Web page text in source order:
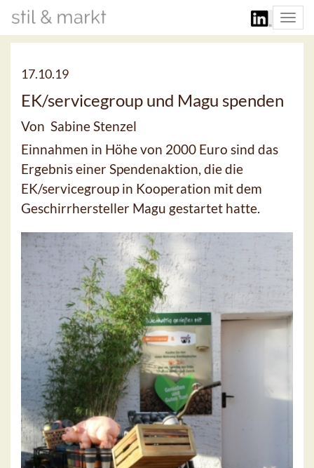
17.10.19
EK/servicegroup und Magu spenden
Von Sabine Stenzel
Einnahmen in Höhe von 2000 Euro sind das
Ergebnis einer Spendenaktion, die die
EK/servicegroup in Kooperation mit dem
Geschirrhersteller Magu gestartet hatte.